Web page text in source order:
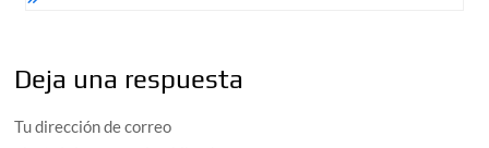
Deja una respuesta
Tu dirección de correo